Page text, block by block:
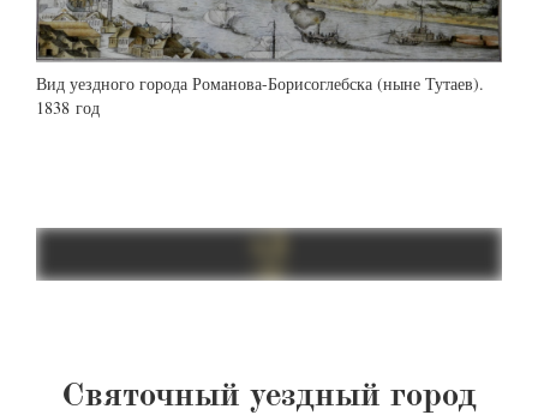
Вид уездного города Романова-Борисоглебска (ныне Тутаев).
1838 год
Святочный уездный город